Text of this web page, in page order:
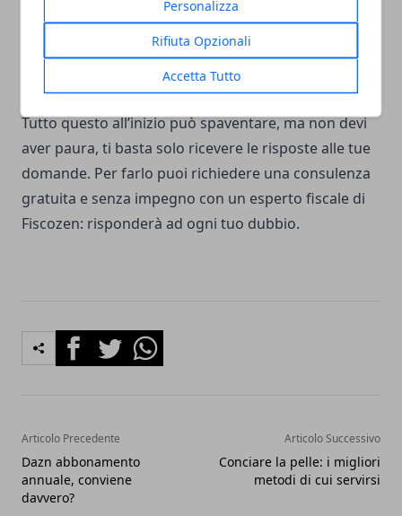
Personalizza
Rifiuta Opzionali
Accetta Tutto
abituale e, di conseguenza, ti obbligherà ad aprire la
tua Partita IVA, anche se il tuo e-commerce non
registra nessuna vendita.
Tutto questo all’inizio può spaventare, ma non devi
aver paura, ti basta solo ricevere le risposte alle tue
domande. Per farlo puoi richiedere una consulenza
gratuita e senza impegno con un esperto fiscale di
Fiscozen: risponderà ad ogni tuo dubbio.
FacebookTwitterWhatsapp
Articolo Precedente
Dazn abbonamento
annuale, conviene
davvero?
Articolo Successivo
Conciare la pelle: i migliori
metodi di cui servirsi